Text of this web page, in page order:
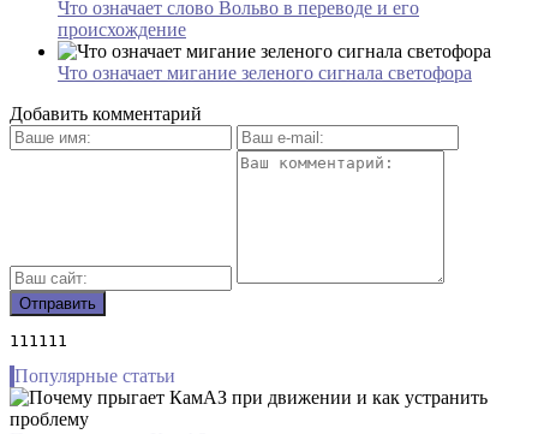
Что означает слово Вольво в переводе и его
происхождение
Что означает мигание зеленого сигнала светофора
Добавить комментарий
111111
Популярные статьи